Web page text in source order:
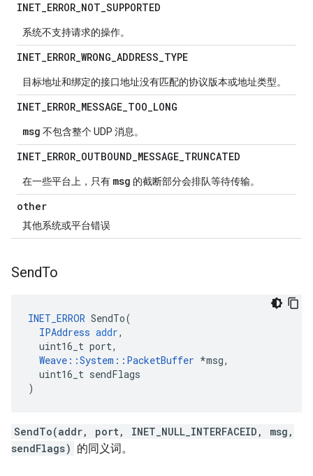
INET_ERROR_NOT_SUPPORTED
系统不支持请求的操作。
INET_ERROR_WRONG_ADDRESS_TYPE
目标地址和绑定的接口地址没有匹配的协议版本或地址类型。
INET_ERROR_MESSAGE_TOO_LONG
msg 不包含整个 UDP 消息。
INET_ERROR_OUTBOUND_MESSAGE_TRUNCATED
在一些平台上，只有 msg 的截断部分会排队等待传输。
other
其他系统或平台错误
SendTo
INET_ERROR SendTo(
IPAddress addr,
uint16_t port,
Weave ::System :: PacketBuffer *msg,
uint16_t sendFlags
)
SendTo(addr, port, INET_NULL_INTERFACEID, msg,
sendFlags) 的同义词。